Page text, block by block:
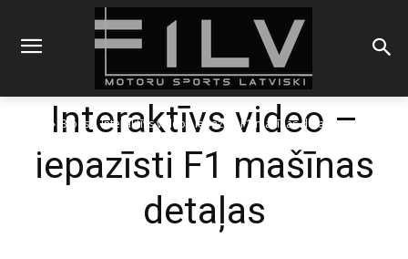
Blogs Interaktīvs video - iepazīsti F1 mašīnas detaļas
Interaktīvs video –
iepazīsti F1 mašīnas
detaļas